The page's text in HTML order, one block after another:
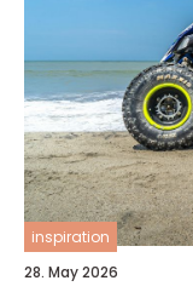
inspiration
28. May 2026